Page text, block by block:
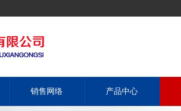
销售网络 产品中心